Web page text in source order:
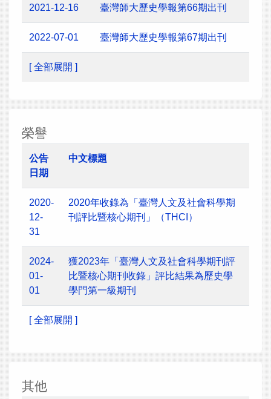
2021-12-16 臺灣師大歷史學報第66期出刊
2022-07-01 臺灣師大歷史學報第67期出刊
[ 全部展開 ]
榮譽
公告
日期
中文標題
2020-
12-
31
2020年收錄為「臺灣人文及社會科學期
刊評比暨核心期刊」（THCI）
2024-
01-
01
獲2023年「臺灣人文及社會科學期刊評
比暨核心期刊收錄」評比結果為歷史學
學門第一級期刊
[ 全部展開 ]
其他